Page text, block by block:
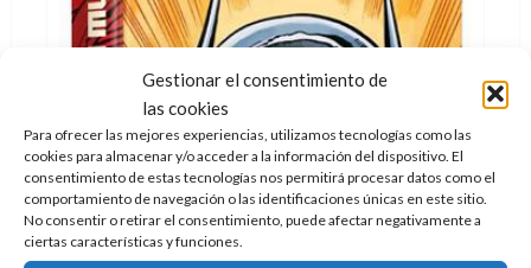
Gestionar el consentimiento de
las cookies
Para ofrecer las mejores experiencias, utilizamos tecnologías como las
cookies para almacenar y/o acceder a la información del dispositivo. El
consentimiento de estas tecnologías nos permitirá procesar datos como el
comportamiento de navegación o las identificaciones únicas en este sitio.
No consentir o retirar el consentimiento, puede afectar negativamente a
ciertas características y funciones.